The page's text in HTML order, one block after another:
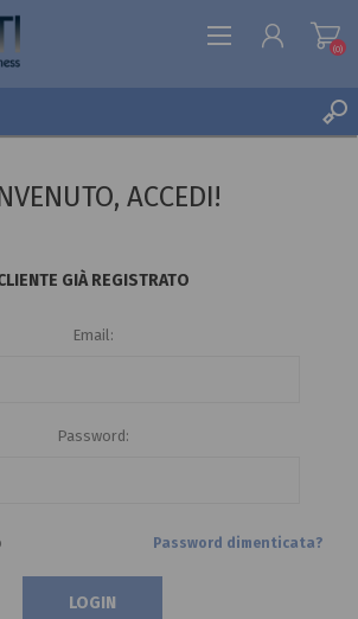
(0)
ACCEDI!
GIÀ REGISTRATO
Email:
Password:
Password dimenticata?